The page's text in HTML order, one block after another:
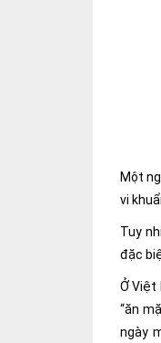
Một
vi
Tuy
đặc
Ở Việt
“ăn
ngày